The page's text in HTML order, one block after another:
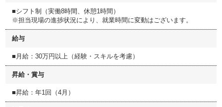
■シフト制（実働8時間、休憩1時間）
※担当現場の進捗状況により、就業時間に変動はございます。
給与
■月給：30万円以上（経験・スキルを考慮）
昇給・賞与
■昇給：年1回（4月）